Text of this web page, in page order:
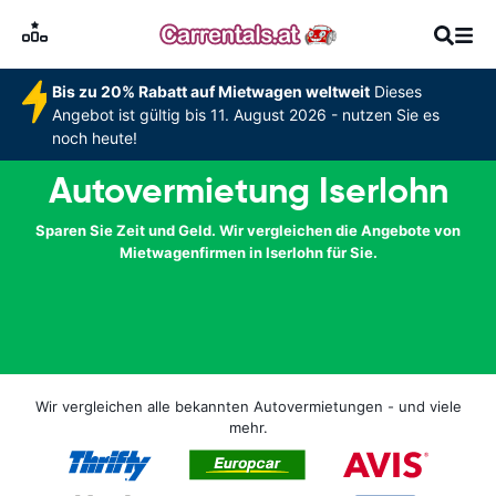
Bis zu 20% Rabatt auf Mietwagen weltweitDieses
Angebot ist gültig bis 11. August 2026 - nutzen Sie es
noch heute!
Autovermietung Iserlohn
Sparen Sie Zeit und Geld. Wir vergleichen die Angebote von
Mietwagenfirmen in Iserlohn für Sie.
Wir vergleichen alle bekannten Autovermietungen - und viele
mehr.